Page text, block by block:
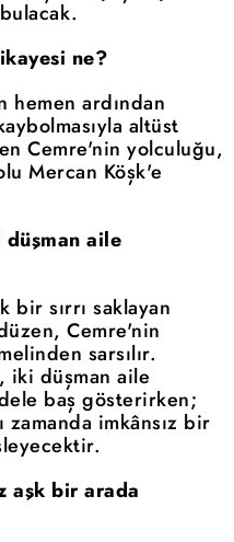
ne?
hemen ardından
altüst
Cemre'nin yolculuğu,
Mercan Köşk'e
düşman aile
sırrı saklayan
Cemre'nin
sarsılır.
iki düşman aile
baş gösterirken;
zamanda imkânsız bir
aşk bir arada